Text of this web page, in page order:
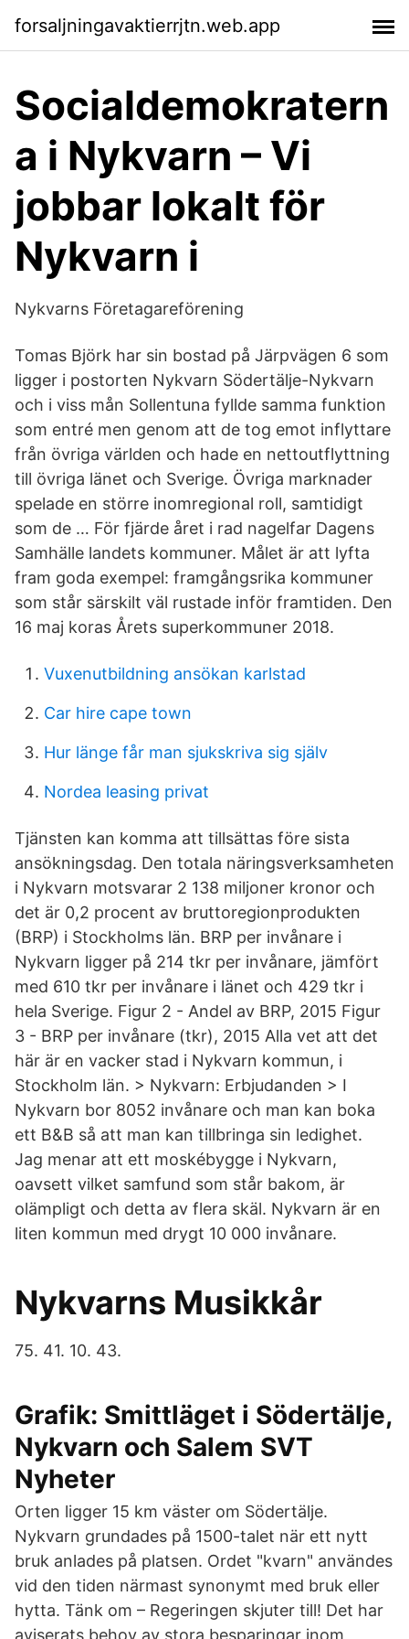
forsaljningavaktierrjtn.web.app
Socialdemokratern
a i Nykvarn – Vi
jobbar lokalt för
Nykvarn i
Nykvarns Företagareförening
Tomas Björk har sin bostad på Järpvägen 6 som
ligger i postorten Nykvarn Södertälje-Nykvarn
och i viss mån Sollentuna fyllde samma funktion
som entré men genom att de tog emot inflyttare
från övriga världen och hade en nettoutflyttning
till övriga länet och Sverige. Övriga marknader
spelade en större inomregional roll, samtidigt
som de … För fjärde året i rad nagelfar Dagens
Samhälle landets kommuner. Målet är att lyfta
fram goda exempel: framgångsrika kommuner
som står särskilt väl rustade inför framtiden. Den
16 maj koras Årets superkommuner 2018.
Vuxenutbildning ansökan karlstad
Car hire cape town
Hur länge får man sjukskriva sig själv
Nordea leasing privat
Tjänsten kan komma att tillsättas före sista
ansökningsdag. Den totala näringsverksamheten
i Nykvarn motsvarar 2 138 miljoner kronor och
det är 0,2 procent av bruttoregionprodukten
(BRP) i Stockholms län. BRP per invånare i
Nykvarn ligger på 214 tkr per invånare, jämfört
med 610 tkr per invånare i länet och 429 tkr i
hela Sverige. Figur 2 - Andel av BRP, 2015 Figur
3 - BRP per invånare (tkr), 2015 Alla vet att det
här är en vacker stad i Nykvarn kommun, i
Stockholm län. > Nykvarn: Erbjudanden > I
Nykvarn bor 8052 invånare och man kan boka
ett B&B så att man kan tillbringa sin ledighet.
Jag menar att ett moskébygge i Nykvarn,
oavsett vilket samfund som står bakom, är
olämpligt och detta av flera skäl. Nykvarn är en
liten kommun med drygt 10 000 invånare.
Nykvarns Musikkår
75. 41. 10. 43.
Grafik: Smittläget i Södertälje,
Nykvarn och Salem SVT
Nyheter
Orten ligger 15 km väster om Södertälje.
Nykvarn grundades på 1500-talet när ett nytt
bruk anlades på platsen. Ordet "kvarn" användes
vid den tiden närmast synonymt med bruk eller
hytta. Tänk om – Regeringen skjuter till! Det har
aviserats behov av stora besparingar inom